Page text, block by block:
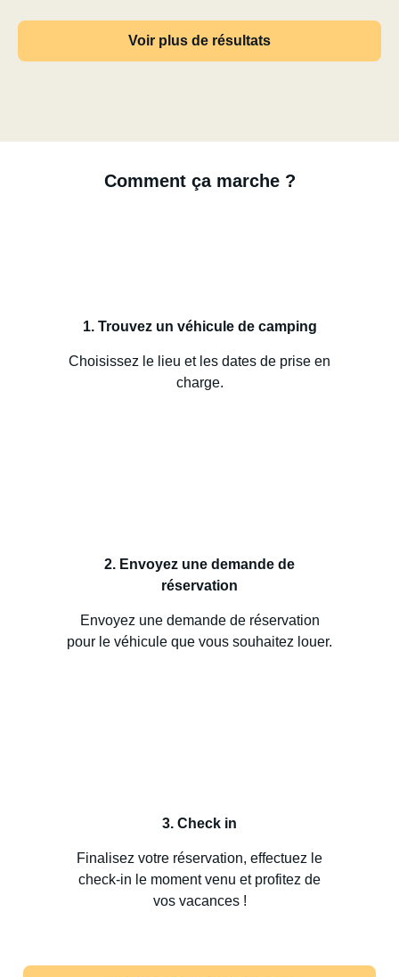
Voir plus de résultats
Comment ça marche ?
1. Trouvez un véhicule de camping
Choisissez le lieu et les dates de prise en
charge.
2. Envoyez une demande de
réservation
Envoyez une demande de réservation
pour le véhicule que vous souhaitez louer.
3. Check in
Finalisez votre réservation, effectuez le
check-in le moment venu et profitez de
vos vacances !